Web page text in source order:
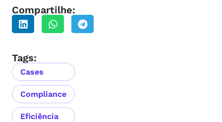
Compartilhe:
Tags:
Cases
Compliance
Eficiência